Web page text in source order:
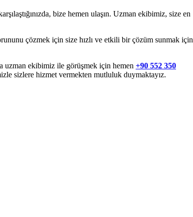
bize hemen ulaşın. Uzman ekibimiz, size en
çözmek için size hızlı ve etkili bir çözüm sunmak için
uzman ekibimiz ile görüşmek için hemen +90 552 350
sizlere hizmet vermekten mutluluk duymaktayız.